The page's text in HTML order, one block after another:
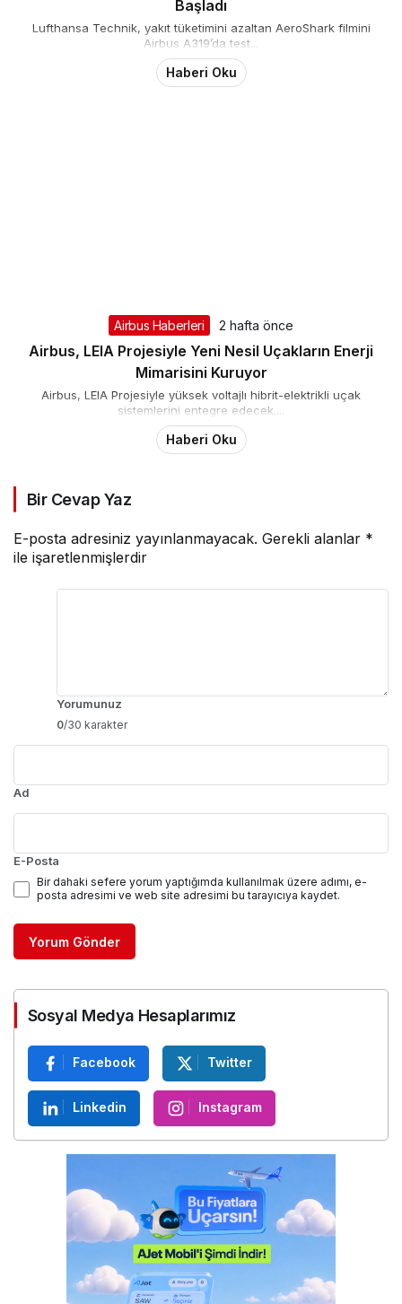
Başladı
Lufthansa Technik, yakıt tüketimini azaltan AeroShark filmini
Airbus A319’da test...
Haberi Oku
Airbus Haberleri 2 hafta önce
Airbus, LEIA Projesiyle Yeni Nesil Uçakların Enerji
Mimarisini Kuruyor
Airbus, LEIA Projesiyle yüksek voltajlı hibrit-elektrikli uçak
sistemlerini entegre edecek....
Haberi Oku
Bir Cevap Yaz
E-posta adresiniz yayınlanmayacak. Gerekli alanlar *
ile işaretlenmişlerdir
Yorumunuz
0/30 karakter
Ad
E-Posta
Bir dahaki sefere yorum yaptığımda kullanılmak üzere adımı, e-
posta adresimi ve web site adresimi bu tarayıcıya kaydet.
Yorum Gönder
Sosyal Medya Hesaplarımız
Facebook Twitter
Linkedin Instagram